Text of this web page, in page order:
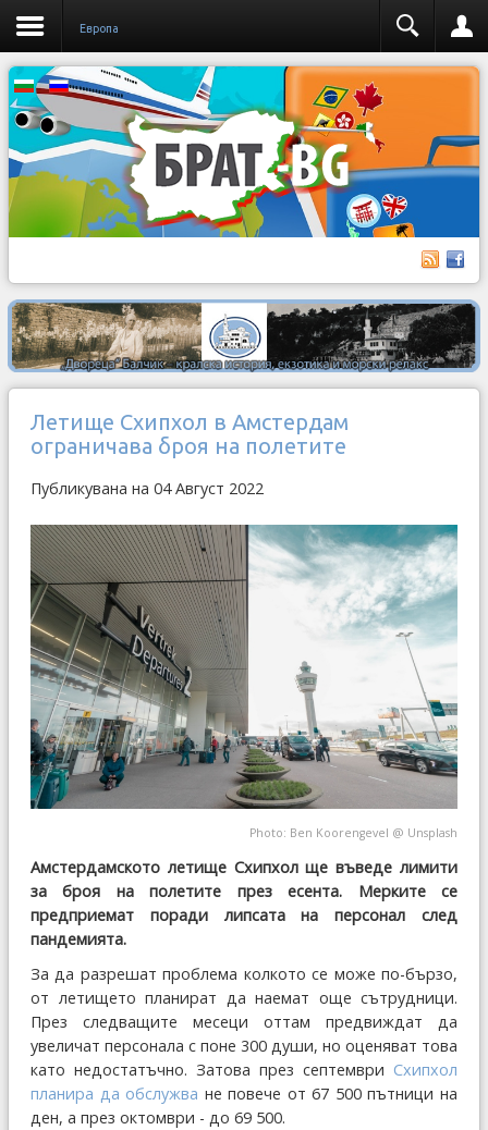
Европа
Летище Схипхол в Амстердам
ограничава броя на полетите
Публикувана на 04 Август 2022
Photo: Ben Koorengevel @ Unsplash
Амстердамското летище Схипхол ще въведе лимити
за броя на полетите през есента. Мерките се
предприемат поради липсата на персонал след
пандемията.
За да разрешат проблема колкото се може по-бързо,
от летището планират да наемат още сътрудници.
През следващите месеци оттам предвиждат да
увеличат персонала с поне 300 души, но оценяват това
като недостатъчно. Затова през септември Схипхол
планира да обслужва не повече от 67 500 пътници на
ден, а през октомври - до 69 500.